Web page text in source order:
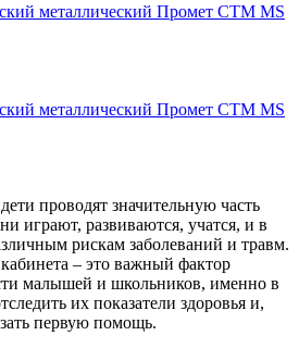
металлический Промет СТМ MS
металлический Промет СТМ MS
проводят значительную часть
играют, развиваются, учатся, и в
рискам заболеваний и травм.
– это важный фактор
малышей и школьников, именно в
их показатели здоровья и,
первую помощь.